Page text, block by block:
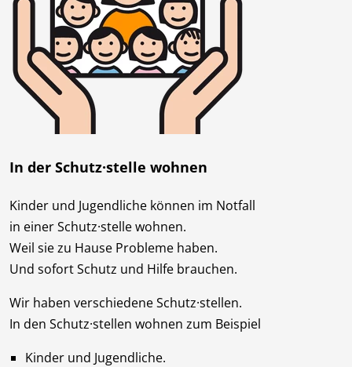
In der Schutz·stelle wohnen
Kinder und Jugendliche können im Notfall
in einer Schutz·stelle wohnen.
Weil sie zu Hause Probleme haben.
Und sofort Schutz und Hilfe brauchen.
Wir haben verschiedene Schutz·stellen.
In den Schutz·stellen wohnen zum Beispiel
Kinder und Jugendliche.